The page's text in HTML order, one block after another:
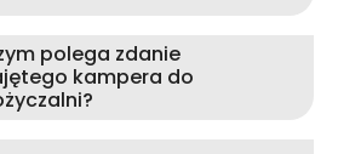
polega zdanie
kampera do